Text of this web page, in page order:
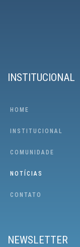
INSTITUCIONAL
HOME
INSTITUCIONAL
COMUNIDADE
NOTÍCIAS
CONTATO
NEWSLETTER